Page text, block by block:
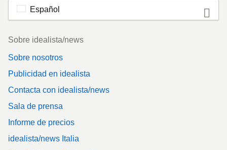
Español
Footer
Sobre idealista/news
Sobre nosotros
Publicidad en idealista
Contacta con idealista/news
Sala de prensa
Informe de precios
idealista/news Italia